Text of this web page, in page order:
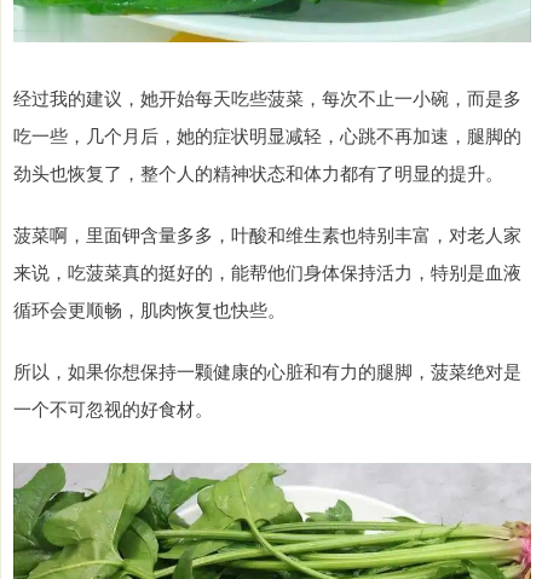
经过我的建议，她开始每天吃些菠菜，每次不止一小碗，而是多
吃一些，几个月后，她的症状明显减轻，心跳不再加速，腿脚的
劲头也恢复了，整个人的精神状态和体力都有了明显的提升。
菠菜啊，里面钾含量多多，叶酸和维生素也特别丰富，对老人家
来说，吃菠菜真的挺好的，能帮他们身体保持活力，特别是血液
循环会更顺畅，肌肉恢复也快些。
所以，如果你想保持一颗健康的心脏和有力的腿脚，菠菜绝对是
一个不可忽视的好食材。